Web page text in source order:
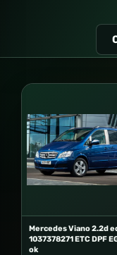
Mercedes Viano 2.2d
1037378271 ETC DPF
ok